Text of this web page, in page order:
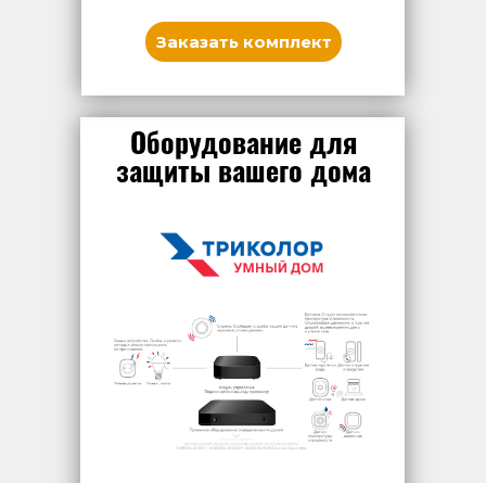
Оборудование для
защиты вашего дома
Заказать комплект